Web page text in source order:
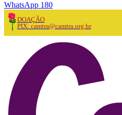
WhatsApp 180
DOAÇÃO
PIX: camtra@camtra.org.br